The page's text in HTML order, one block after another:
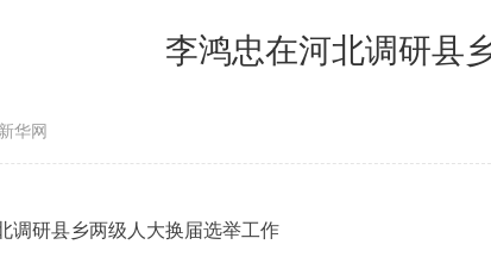
李鸿忠在河北调研县
华网
研县乡两级人大换届选举工作